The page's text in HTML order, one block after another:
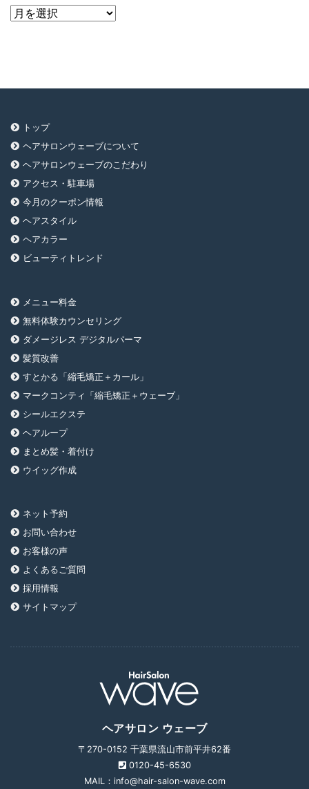
ア
トップ
ヘアサロンウェーブについて
ヘアサロンウェーブのこだわり
アクセス・駐車場
今月のクーポン情報
ヘアスタイル
ヘアカラー
ビューティトレンド
メニュー料金
無料体験カウンセリング
ダメージレス デジタルパーマ
髪質改善
すとかる「縮毛矯正＋カール」
マークコンティ「縮毛矯正＋ウェーブ」
シールエクステ
ヘアループ
まとめ髪・着付け
ウイッグ作成
ネット予約
お問い合わせ
お客様の声
よくあるご質問
採用情報
サイトマップ
ヘアサロン ウェーブ
〒270-0152 千葉県流山市前平井62番
0120-45-6530
MAIL：info@hair-salon-wave.com